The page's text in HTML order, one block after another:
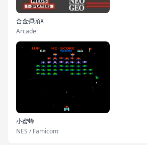
合金彈頭X
Arcade
小蜜蜂
NES / Famicom